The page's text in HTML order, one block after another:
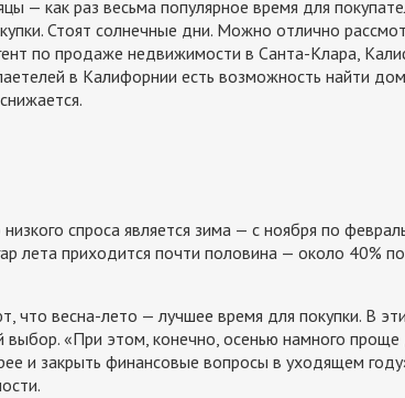
— как раз весьма популярное время для
Стоят солнечные дни. Можно отлично
по продаже недвижимости в Санта-Клара,
в Калифорнии есть возможность найти
спроса является зима — с ноября по
лета приходится почти половина — около 40%
что весна-лето — лучшее время для покупки. В
«При этом, конечно, осенью намного проще
и закрыть финансовые вопросы в уходящем